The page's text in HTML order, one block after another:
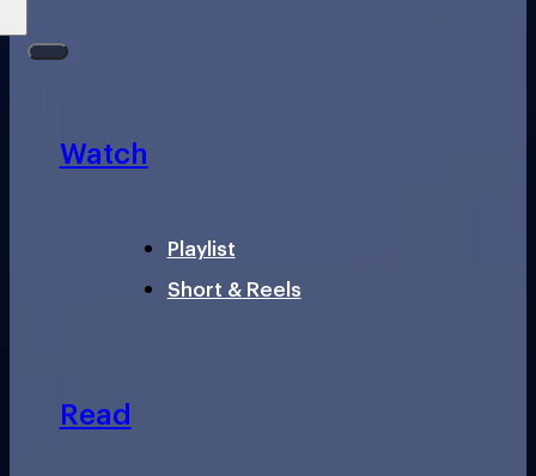
Watch
Playlist
Short & Reels
Read